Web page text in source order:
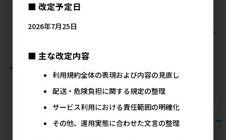
すべてのマースの人気商品を見る
■ 改定予定日
2026年7月25日
■ 主な改定内容
利用規約全体の表現および内容の見直し
配送・危険負担に関する規定の整理
サービス利用における責任範囲の明確化
その他、運用実態に合わせた文言の整理